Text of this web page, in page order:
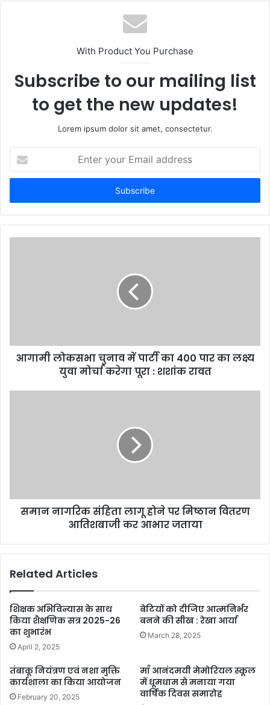
With Product You Purchase
Subscribe to our mailing list
to get the new updates!
Lorem ipsum dolor sit amet, consectetur.
your
Email
आगामी लोकसभा चुनाव में पार्टी का 400 पार का लक्ष्य
युवा मोर्चा करेगा पूरा : शशांक रावत
समान नागरिक संहिता लागू होने पर मिष्ठान वितरण
आतिशबाजी कर आभार जताया
Related Articles
शिक्षक अभिविन्यास के साथ
किया शैक्षणिक सत्र 2025-26
का शुभारंभ
April 2, 2025
बेटियों को दीजिए आत्मनिर्भर
बनने की सीख : रेखा आर्या
March 28, 2025
तंबाकू नियंत्रण एवं नशा मुक्ति
कार्यशाला का किया आयोजन
February 20, 2025
माँ आनंदमयी मेमोरियल स्कूल
में धूमधाम से मनाया गया
वार्षिक दिवस समारोह